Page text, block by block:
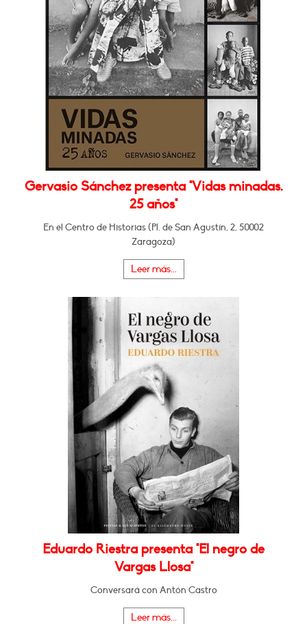
Gervasio Sánchez presenta "Vidas minadas.
25 años"
En el Centro de Historias (Pl. de San Agustín, 2, 50002
Zaragoza)
Leer más...
Eduardo Riestra presenta "El negro de
Vargas Llosa"
Conversará con Antón Castro
Leer más...